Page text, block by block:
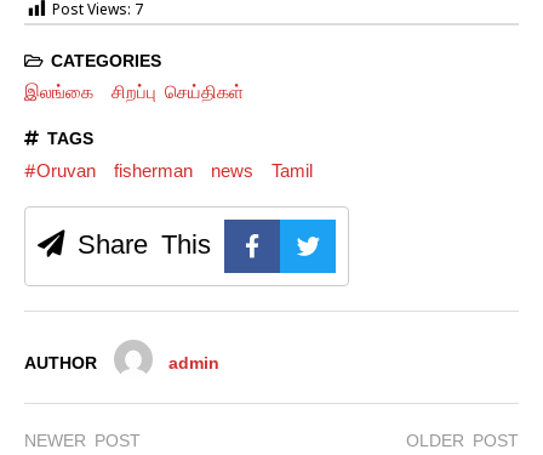
Post Views: 7
CATEGORIES
இலங்கை சிறப்பு செய்திகள்
TAGS
#Oruvan fisherman news Tamil
Share This
AUTHOR admin
NEWER POST OLDER POST